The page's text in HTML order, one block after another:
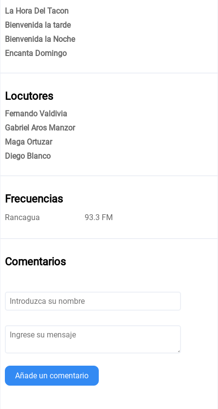
La Hora Del Tacon
Bienvenida la tarde
Bienvenida la Noche
Encanta Domingo
Locutores
Fernando Valdivia
Gabriel Aros Manzor
Maga Ortuzar
Diego Blanco
Frecuencias
Rancagua 93.3 FM
Comentarios
Añade un comentario